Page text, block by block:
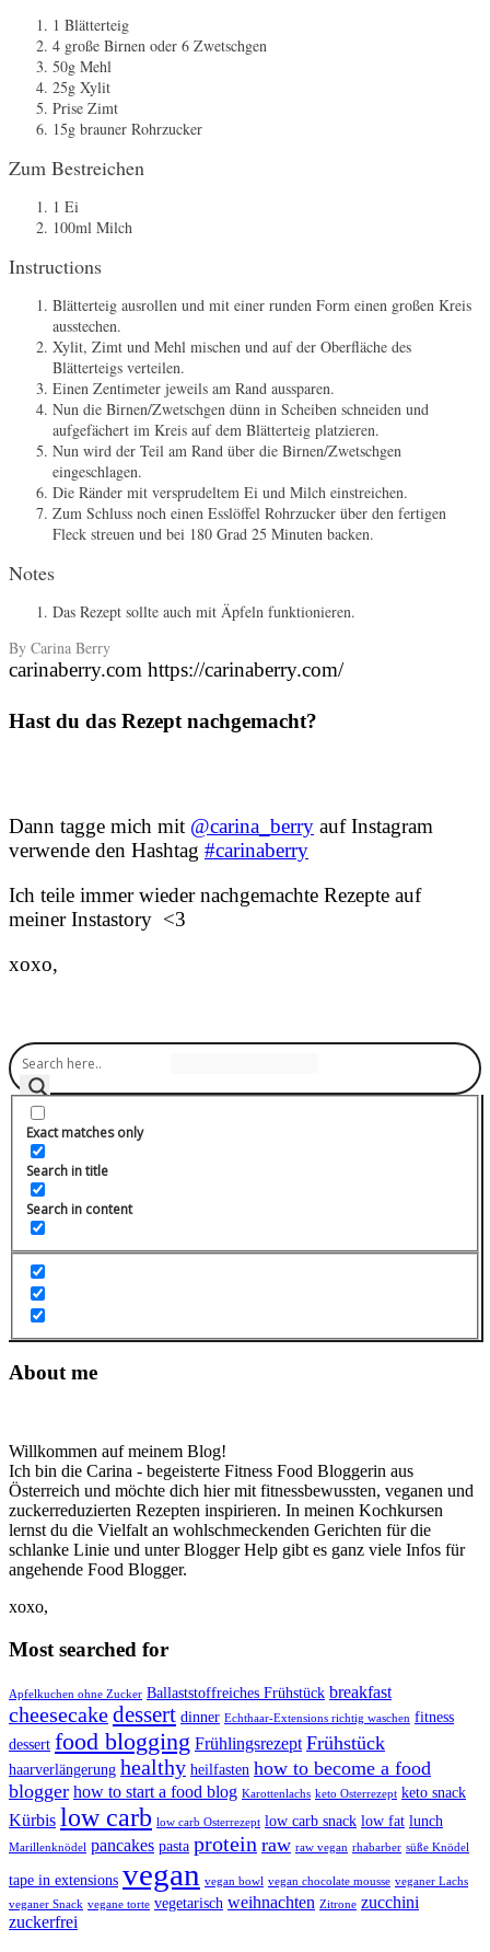
1 Blätterteig
4 große Birnen oder 6 Zwetschgen
50g Mehl
25g Xylit
Prise Zimt
15g brauner Rohrzucker
Zum Bestreichen
1 Ei
100ml Milch
Instructions
Blätterteig ausrollen und mit einer runden Form einen großen Kreis
ausstechen.
Xylit, Zimt und Mehl mischen und auf der Oberfläche des
Blätterteigs verteilen.
Einen Zentimeter jeweils am Rand aussparen.
Nun die Birnen/Zwetschgen dünn in Scheiben schneiden und
aufgefächert im Kreis auf dem Blätterteig platzieren.
Nun wird der Teil am Rand über die Birnen/Zwetschgen
eingeschlagen.
Die Ränder mit versprudeltem Ei und Milch einstreichen.
Zum Schluss noch einen Esslöffel Rohrzucker über den fertigen
Fleck streuen und bei 180 Grad 25 Minuten backen.
Notes
Das Rezept sollte auch mit Äpfeln funktionieren.
By Carina Berry
carinaberry.com https://carinaberry.com/
Hast du das Rezept nachgemacht?
Dann tagge mich mit @carina_berry auf Instagram
verwende den Hashtag #carinaberry
Ich teile immer wieder nachgemachte Rezepte auf
meiner Instastory <3
xoxo,
Exact matches only
Search in title
Search in content
About me
Willkommen auf meinem Blog!
Ich bin die Carina - begeisterte Fitness Food Bloggerin aus
Österreich und möchte dich hier mit fitnessbewussten, veganen und
zuckerreduzierten Rezepten inspirieren. In meinen Kochkursen
lernst du die Vielfalt an wohlschmeckenden Gerichten für die
schlanke Linie und unter Blogger Help gibt es ganz viele Infos für
angehende Food Blogger.
xoxo,
Most searched for
Apfelkuchen ohne Zucker Ballaststoffreiches Frühstück breakfast
cheesecakedessert dinner Echthaar-Extensions richtig waschen fitness
dessert food blogging Frühlingsrezept Frühstück
haarverlängerung healthy heilfasten how to become a food
blogger how to start a food blog Karottenlachs keto Osterrezept keto snack
Kürbis low carb low carb Osterrezept low carb snack low fat lunch
Marillenknödel pancakes pasta protein raw raw vegan rhabarber süße Knödel
tape in extensions vegan vegan bowl vegan chocolate mousse veganer Lachs
veganer Snack vegane torte vegetarisch weihnachten Zitrone zucchini
zuckerfrei